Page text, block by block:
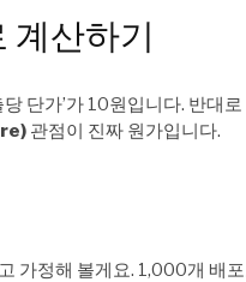
계산하기
단가’가 10원입니다. 반대
관점이 진짜 원가입니다.
가정해 볼게요. 1,000개 배